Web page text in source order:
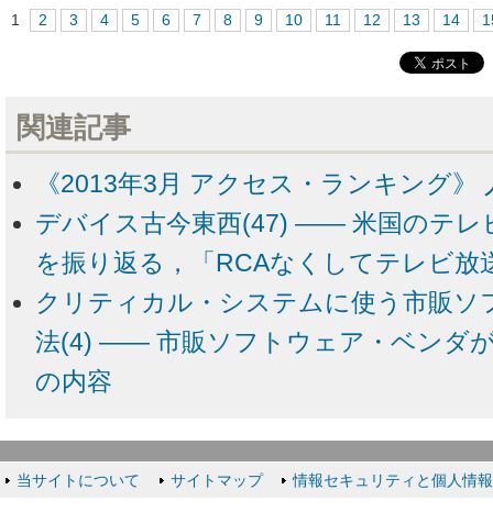
1 2 3 4 5 6 7 8 9 10 11 12 13 14
関連記事
《2013年3月 アクセス・ランキング》
デバイス古今東西(47) ―― 米国のテレ
を振り返る，「RCAなくしてテレビ放
クリティカル・システムに使う市販ソ
法(4) ―― 市販ソフトウェア・ベンダ
の内容
当サイトについて サイトマップ 情報セキュリティと個人情